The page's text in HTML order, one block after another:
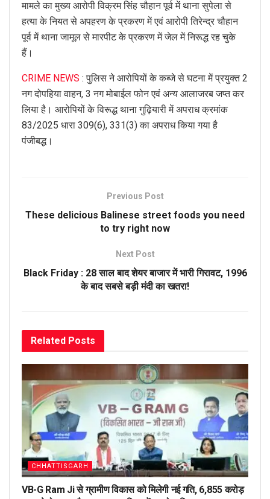
मामले का मुख्य आरोपी विक्रम सिंह चौहान पूर्व में थाना सुपेला से
हत्या के नियत से अपहरण के प्रकरण में एवं आरोपी तिरेन्द्र चौहान
पूर्व में थाना जामूल से मारपीट के प्रकरण में जेल में निरूद्ध रह चुके
हैं।
CRIME NEWS : पुलिस ने आरोपियों के कब्जे से घटना में प्रयुक्त 2
नग दोपहिया वाहन, 3 नग मोबाईल फोन एवं अन्य आलाजरब जप्त कर
लिया है। आरोपियों के विरूद्ध थाना गुढ़ियारी में अपराध क्रमांक
83/2025 धारा 309(6), 331(3) का अपराध किया गया है
पंजीबद्ध।
Previous Post
These delicious Balinese street foods you need
to try right now
Next Post
Black Friday : 28 साल बाद शेयर बाजार में भारी गिरावट, 1996
के बाद सबसे बड़ी मंदी का खतरा!
Related Posts
CHHATTISGARH
VB-G Ram Ji से ग्रामीण विकास को मिलेगी नई गति, 6,855 करोड़